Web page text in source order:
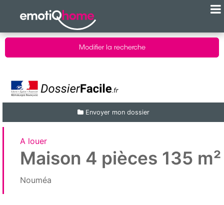
Modifier la recherche
Envoyer mon dossier
A louer
Maison 4 pièces 135 m²
Nouméa